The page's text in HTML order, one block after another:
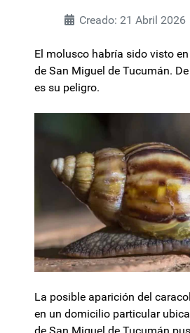
Creado: 21 Abril 2026
El molusco habría sido visto
de San Miguel de Tucumán.
es su peligro.
La posible aparición del
en un domicilio particular